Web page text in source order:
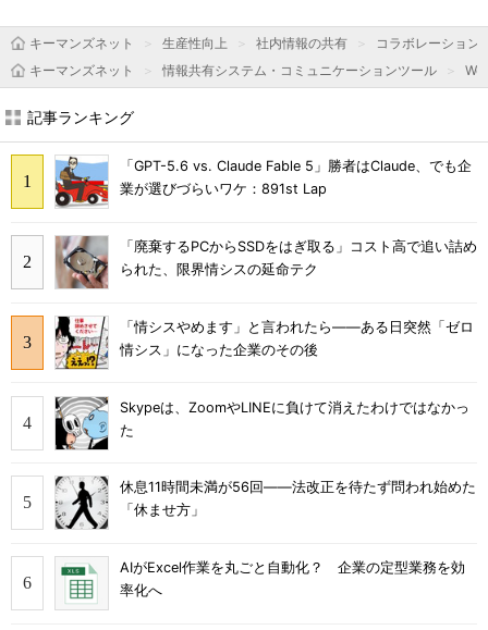
キーマンズネット 生産性向上 社内情報の共有
コラボレーション
キーマンズネット
情報共有システム・コミュニケーションツール
記事ランキング
「GPT-5.6 vs. Claude Fable 5」勝者はClaude、でも企
業が選びづらいワケ：891st Lap
「廃棄するPCからSSDをはぎ取る」コスト高で追い詰め
られた、限界情シスの延命テク
「情シスやめます」と言われたら――ある日突然「ゼロ
情シス」になった企業のその後
Skypeは、ZoomやLINEに負けて消えたわけではなかっ
た
休息11時間未満が56回――法改正を待たず問われ始めた
「休ませ方」
AIがExcel作業を丸ごと自動化？ 企業の定型業務を効
率化へ